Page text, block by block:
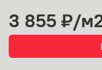
3 855 ₽/